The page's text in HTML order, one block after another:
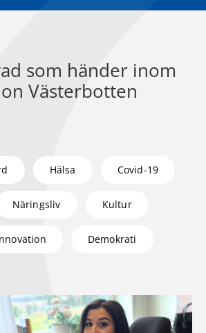
som händer inom
Västerbotten
Hälsa Covid-19
Näringsliv Kultur
Demokrati